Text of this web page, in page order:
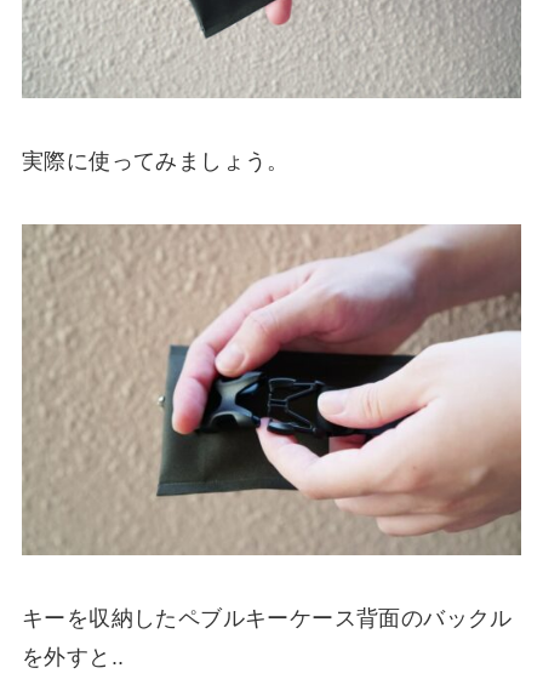
実際に使ってみましょう。
キーを収納したペブルキーケース背面のバックル
を外すと..